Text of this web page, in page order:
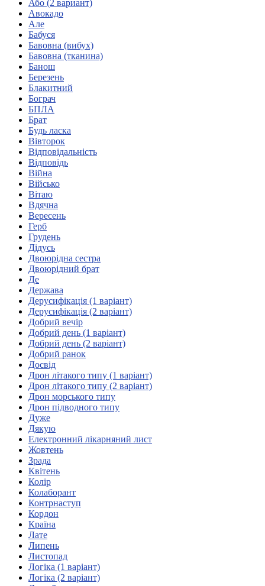
Кадрові зміни
Працевлаштування
Постаті в УТОГ
Все про УТОГ: ваші права, послуги та підтримка:
Важлива інформація
Благодійні справи
Історія глухих
Коронавірус
Брифінги
Корисні інформаційні матеріали від Т. Ломакіної
Про УТОГ
Керівництво УТОГ
Громадські ради УТОГ ⩺
Всеукраїнська молодіжна Рада УТОГ
Молодіжні лідери УТОГ
Мережа УТОГ
Підприємства УТОГ
Рекорди УТОГ
Видання УТОГ
Звіти
Посилання сторінок УТОГ
Контакти
Навчальні програми
Дошкільна освіта
Загальна освіта
Для абітурієнтів
Уроки
Географія
Реєстр перекладачів жестової мови Українського
товариства глухих
Підготовка перекладачів
"Сервіс УТОГ"
Безбар'єрність для глухих
Волинська область
Або (2 вариант)
Авокадо
Але
Бабуся
Бавовна (вибух)
Бавовна (тканина)
Банош
Березень
Блакитний
Бограч
БПЛА
Брат
Будь ласка
Вівторок
Відповідальність
Відповідь
Війна
Військо
Вітаю
Вдячна
Вересень
Герб
Грудень
Дідусь
Двоюрідна сестра
Двоюрідний брат
Де
Держава
Дерусифікація (1 варіант)
Дерусифікація (2 варіант)
Добрий вечір
Добрий день (1 варіант)
Добрий день (2 варіант)
Добрий ранок
Досвід
Дрон літакого типу (1 варіант)
Дрон літакого типу (2 варіант)
Дрон морського типу
Дрон підводного типу
Дуже
Дякую
Електронний лікарняний лист
Жовтень
Зрада
Квітень
Колір
Колаборант
Контрнаступ
Кордон
Країна
Лате
Липень
Листопад
Логіка (1 варіант)
Логіка (2 варіант)